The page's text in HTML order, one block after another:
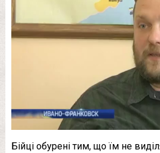
Бійці обурені тим, що їм не